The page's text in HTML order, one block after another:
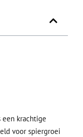
een krachtige
voor spiergroei